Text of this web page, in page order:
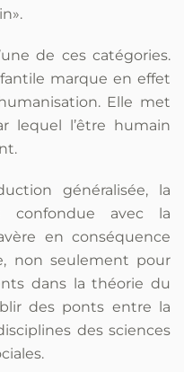
de ces catégories.
marque en effet
Elle met
lequel l’être humain
généralisée, la
confondue avec la
en conséquence
non seulement pour
dans la théorie du
des ponts entre la
des sciences